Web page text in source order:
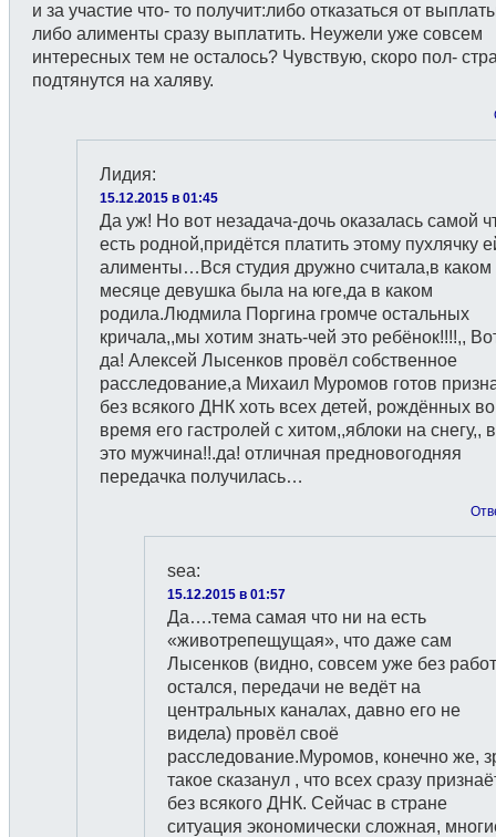
и за участие что- то получит:либо отказаться от
либо алименты сразу выплатить. Неужели уже совсем
интересных тем не осталось? Чувствую, скоро пол-
подтянутся на халяву.
Лидия:
15.12.2015 в 01:45
Да уж! Но вот незадача-дочь оказалась самой
есть родной,придётся платить этому пухлячку
алименты…Вся студия дружно считала,в каком
месяце девушка была на юге,да в каком
родила.Людмила Поргина громче остальных
кричала,,мы хотим знать-чей это ребёнок!!!!,,
да! Алексей Лысенков провёл собственное
расследование,а Михаил Муромов готов
без всякого ДНК хоть всех детей, рождённых во
время его гастролей с хитом,,яблоки на снегу,,
это мужчина!!.да! отличная предновогодняя
передачка получилась…
sea:
15.12.2015 в 01:57
Да….тема самая что ни на есть
«животрепещущая», что даже сам
Лысенков (видно, совсем уже без
остался, передачи не ведёт на
центральных каналах, давно его не
видела) провёл своё
расследование.Муромов, конечно же,
такое сказанул , что всех сразу
без всякого ДНК. Сейчас в стране
ситуация экономически сложная,